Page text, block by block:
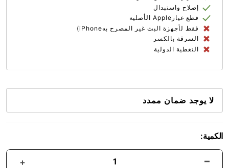
إصلاح واستبدال
قطع غيارApple الأصلية
فقط لأجهزة البث غير المصرح بهiPhone)
السرقة بالكسر
التغطية الدولية
لا يوجد ضمان ممدد
الكمية: